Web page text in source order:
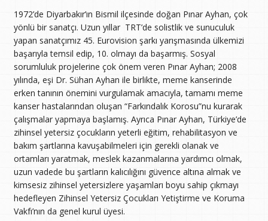
1972’de Diyarbakır’ın Bismil ilçesinde doğan Pınar Ayhan, çok
yönlü bir sanatçı. Uzun yıllar TRT’de solistlik ve sunuculuk
yapan sanatçımız 45. Eurovision şarkı yarışmasında ülkemizi
başarıyla temsil edip, 10. olmayı da başarmış. Sosyal
sorumluluk projelerine çok önem veren Pınar Ayhan; 2008
yılında, eşi Dr. Sühan Ayhan ile birlikte, meme kanserinde
erken tanının önemini vurgulamak amacıyla, tamamı meme
kanser hastalarından oluşan “Farkındalık Korosu”nu kurarak
çalışmalar yapmaya başlamış. Ayrıca Pınar Ayhan, Türkiye’de
zihinsel yetersiz çocukların yeterli eğitim, rehabilitasyon ve
bakım şartlarına kavuşabilmeleri için gerekli olanak ve
ortamları yaratmak, meslek kazanmalarına yardımcı olmak,
uzun vadede bu şartların kalıcılığını güvence altına almak ve
kimsesiz zihinsel yetersizlere yaşamları boyu sahip çıkmayı
hedefleyen Zihinsel Yetersiz Çocukları Yetiştirme ve Koruma
Vakfı’nın da genel kurul üyesi.